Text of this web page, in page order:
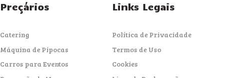
Preçários
Catering
Máquina de Pipocas
Carros para Eventos
Links Legais
Política de Privacidade
Termos de Uso
Cookies